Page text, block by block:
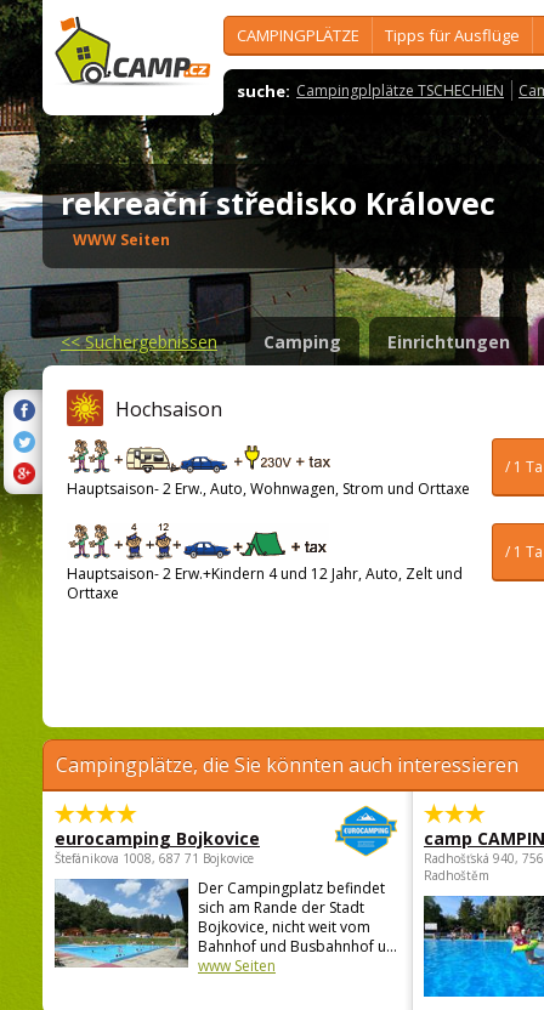
CAMPINGPLÄTZE Tipps für Ausflüge
suche: Campingplplätze TSCHECHIEN
rekreační středisko Královec
WWW Seiten
<<Suchergebnissen Camping Einrichtungen
Hochsaison
/ 1
Hauptsaison- 2 Erw., Auto, Wohnwagen, Strom und Orttaxe
/ 1
Hauptsaison- 2 Erw.+Kindern 4 und 12 Jahr, Auto, Zelt und
Orttaxe
Campingplätze, die Sie könnten auch interessieren
eurocamping Bojkovice
Štefánikova 1008, 687 71 Bojkovice
Der Campingplatz befindet
sich am Rande der Stadt
Bojkovice, nicht weit vom
Bahnhof und Busbahnhof u...
www Seiten
camp
Radhošťská 940,
Radhoštěm